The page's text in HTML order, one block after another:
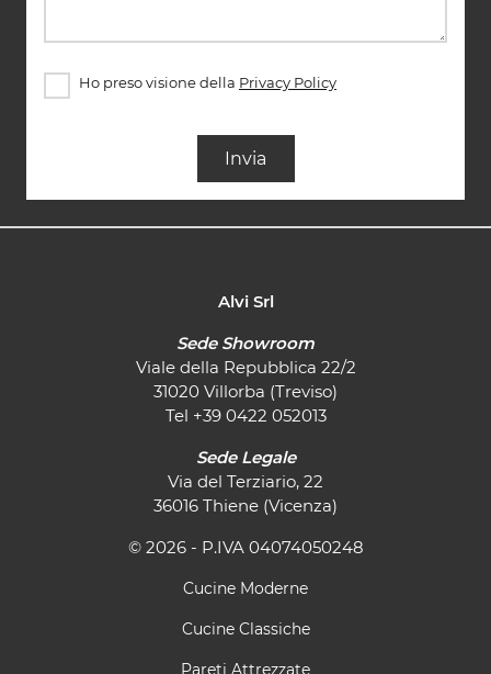
Ho preso visione della Privacy Policy
Invia
Alvi Srl
Sede Showroom
Viale della Repubblica 22/2
31020 Villorba (Treviso)
Tel +39 0422 052013
Sede Legale
Via del Terziario, 22
36016 Thiene (Vicenza)
© 2026 - P.IVA 04074050248
Cucine Moderne
Cucine Classiche
Pareti Attrezzate